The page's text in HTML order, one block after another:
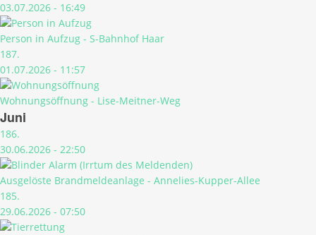
03.07.2026 - 16:49
Person in Aufzug - S-Bahnhof Haar
187.
01.07.2026 - 11:57
Wohnungsöffnung - Lise-Meitner-Weg
Juni
186.
30.06.2026 - 22:50
Ausgelöste Brandmeldeanlage - Annelies-Kupper-Allee
185.
29.06.2026 - 07:50